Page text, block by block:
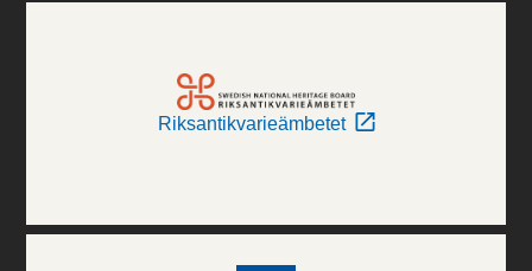
Riksantikvarieämbetet